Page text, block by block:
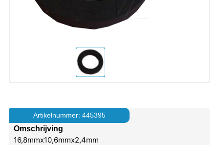
Artikelnummer: 445395
Omschrijving
16,8mmx10,6mmx2,4mm